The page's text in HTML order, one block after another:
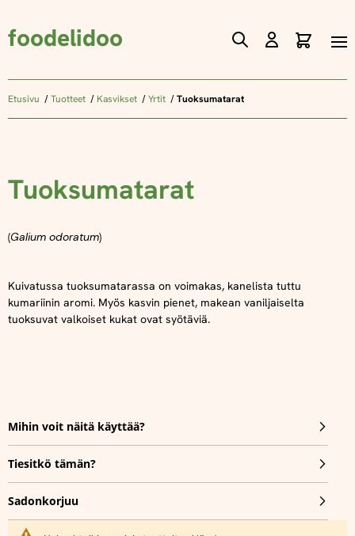
foodelidoo
Skip
Content
Etusivu Tuotteet Kasvikset Yrtit Tuoksumatarat
Tuoksumatarat
(Galium odoratum)
Kuivatussa tuoksumatarassa on voimakas, kanelista tuttu
kumariinin aromi. Myös kasvin pienet, makean vaniljaiselta
tuoksuvat valkoiset kukat ovat syötäviä.
Mihin voit näitä käyttää?
Tiesitkö tämän?
Sadonkorjuu